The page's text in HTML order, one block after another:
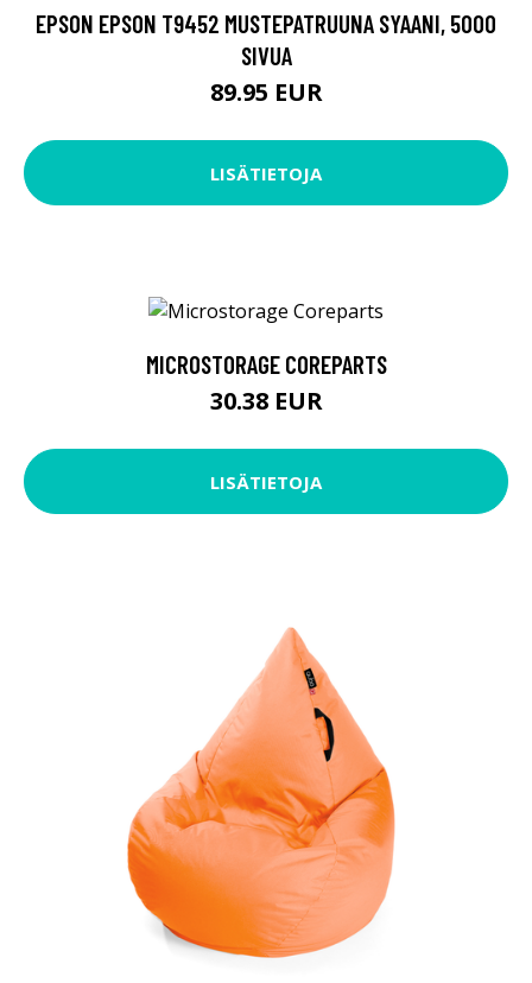
EPSON EPSON T9452 MUSTEPATRUUNA SYAANI, 5000
SIVUA
89.95 EUR
LISÄTIETOJA
MICROSTORAGE COREPARTS
30.38 EUR
LISÄTIETOJA